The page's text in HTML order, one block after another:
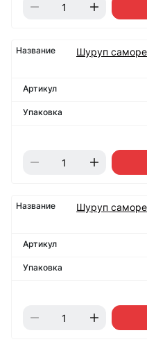
Шуруп
Шуруп